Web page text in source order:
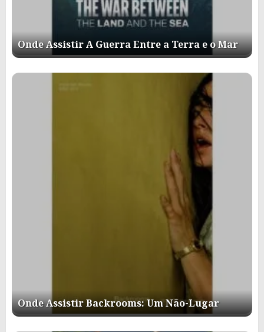
Onde Assistir A Guerra Entre a Terra e o Mar
Onde Assistir Backrooms: Um Não-Lugar